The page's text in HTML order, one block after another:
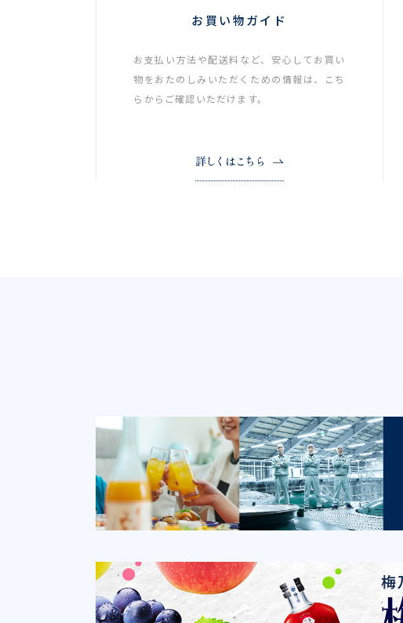
お買い物ガイド
お支払い方法や配送料など、安心してお買い
物をおたのしみいただくための情報は、こち
らからご確認いただけます。
詳しくはこちら